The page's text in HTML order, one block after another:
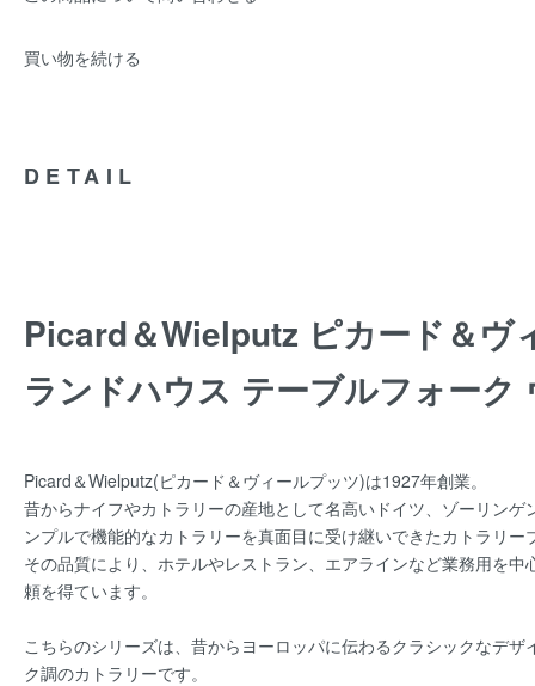
買い物を続ける
DETAIL
Picard＆Wielputz ピカード＆ヴ
ランドハウス テーブルフォーク
Picard＆Wielputz(ピカード＆ヴィールプッツ)は1927年創業。
昔からナイフやカトラリーの産地として名高いドイツ、ゾーリンゲ
ンプルで機能的なカトラリーを真面目に受け継いできたカトラリー
その品質により、ホテルやレストラン、エアラインなど業務用を中
頼を得ています。
こちらのシリーズは、昔からヨーロッパに伝わるクラシックなデザ
ク調のカトラリーです。